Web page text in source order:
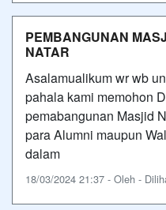
PEMBANGUNAN
NATAR
Asalamualikum wr wb
pahala kami memohon
pemabangunan Masjid
para Alumni maupun
dalam
18/03/2024 21:37 - Oleh -